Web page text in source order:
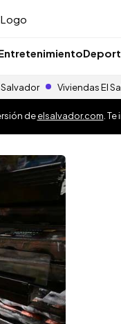
Viviendas El
deelsalvador.com .